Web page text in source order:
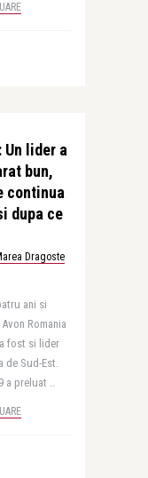
Un lider a
bun,
continua
dupa ce
Dragoste
ani si
Romania
fost si lider
de Sud-Est.
a preluat ..